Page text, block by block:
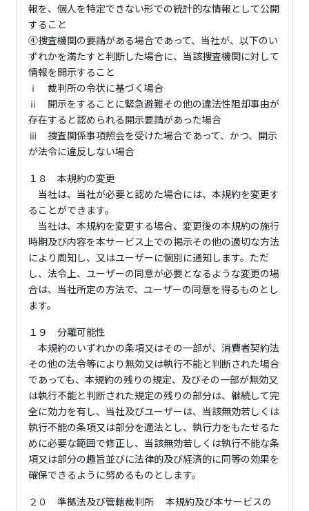
報を、個人を特定できない形での統計的な情報として公開
すること
④捜査機関の要請がある場合であって、当社が、以下のい
ずれかを満たすと判断した場合に、当該捜査機関に対して
情報を開示すること
ⅰ 裁判所の令状に基づく場合
ⅱ 開示をすることに緊急避難その他の違法性阻却事由が
存在すると認められる開示要請があった場合
ⅲ 捜査関係事項照会を受けた場合であって、かつ、開示
が法令に違反しない場合
１８ 本規約の変更
当社は、当社が必要と認めた場合には、本規約を変更す
ることができます。
当社は、本規約を変更する場合、変更後の本規約の施行
時期及び内容を本サービス上での掲示その他の適切な方法
により周知し、又はユーザーに個別に通知します。ただ
し、法令上、ユーザーの同意が必要となるような変更の場
合は、当社所定の方法で、ユーザーの同意を得るものとし
ます。
１９ 分離可能性
本規約のいずれかの条項又はその一部が、消費者契約法
その他の法令等により無効又は執行不能と判断された場合
であっても、本規約の残りの規定、及びその一部が無効又
は執行不能と判断された規定の残りの部分は、継続して完
全に効力を有し、当社及びユーザーは、当該無効若しくは
執行不能の条項又は部分を適法とし、執行力をもたせるた
めに必要な範囲で修正し、当該無効若しくは執行不能な条
項又は部分の趣旨並びに法律的及び経済的に同等の効果を
確保できるように努めるものとします。
２０ 準拠法及び管轄裁判所 本規約及び本サービスの